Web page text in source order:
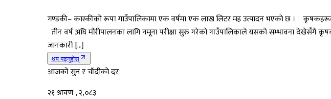
गण्डकी– कास्कीको रूपा गाउँपालिकामा एक वर्षमा एक लाख लिटर मह उत्पादन भएको छ ।
तीन वर्ष अघि मौरीपालनका लागि नमूना परीक्षा सुरु गरेको गाउँपालिकाले यसको सम्भावना देखेसँगै
जानकारी […]
थप पढ्नुहोस्
आजको सुन र चाँदीको दर
२१ श्रावण , २,०८३